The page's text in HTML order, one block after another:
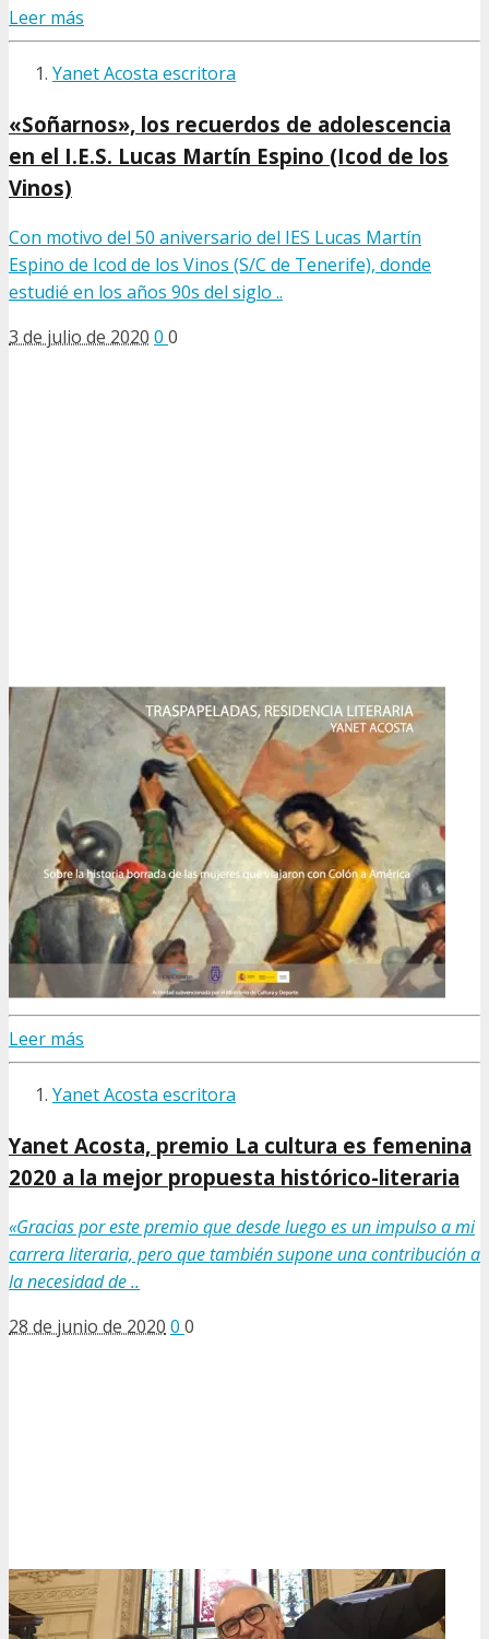
Leer más
Yanet Acosta escritora
«Soñarnos», los recuerdos de adolescencia
en el I.E.S. Lucas Martín Espino (Icod de los
Vinos)
Con motivo del 50 aniversario del IES Lucas Martín
Espino de Icod de los Vinos (S/C de Tenerife), donde
estudié en los años 90s del siglo ..
3 de julio de 2020 0 0
Leer más
Yanet Acosta escritora
Yanet Acosta, premio La cultura es femenina
2020 a la mejor propuesta histórico-literaria
«Gracias por este premio que desde luego es un impulso a mi
carrera literaria, pero que también supone una contribución a
la necesidad de ..
28 de junio de 2020 0 0